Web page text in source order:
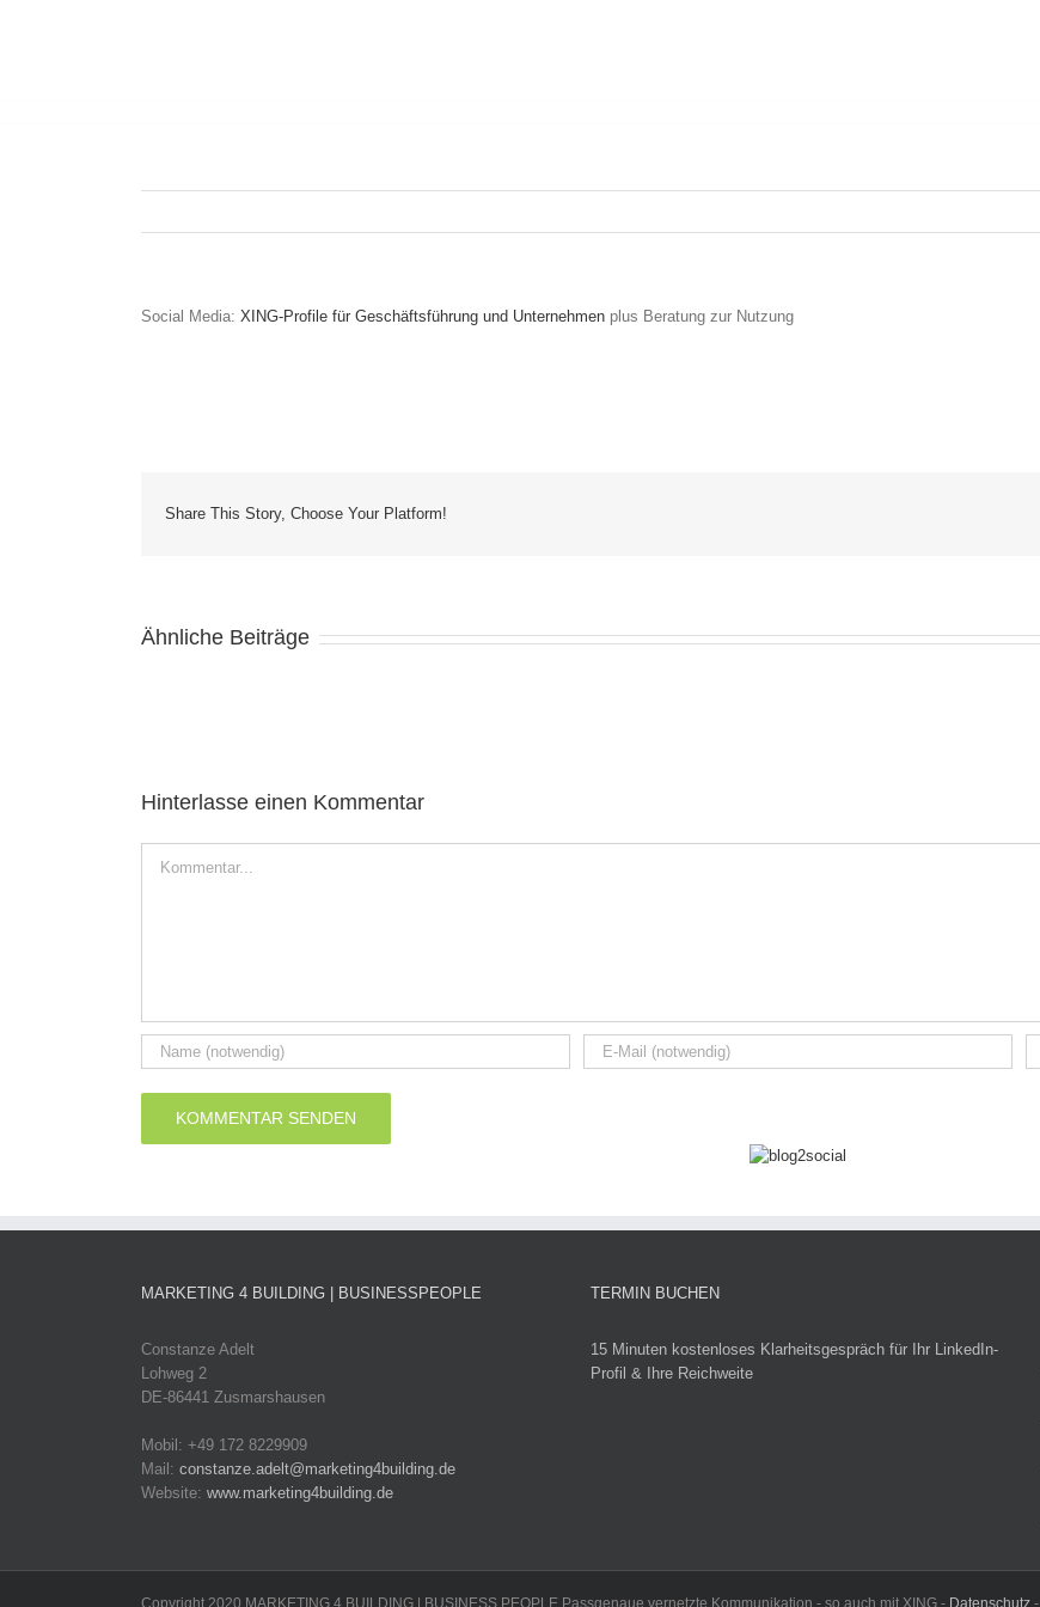
Social Media: XING-Profile für Geschäftsführung und Unternehmenplus Beratung zur Nutzung
Share This Story, Choose Your Platform!
Ähnliche Beiträge
Hinterlasse einen Kommentar
MARKETING 4 BUILDING | BUSINESSPEOPLE
Constanze Adelt
Lohweg 2
DE-86441 Zusmarshausen
Mobil: +49 172 8229909
Mail: constanze.adelt@marketing4building.de
Website: www.marketing4building.de
TERMIN BUCHEN
15 Minuten kostenloses Klarheitsgespräch für Ihr LinkedIn-
Profil & Ihre Reichweite
Copyright 2020 MARKETING 4 BUILDING | BUSINESS PEOPLE Passgenaue vernetzte Kommunikation - so auch mit XING - Datenschutz-